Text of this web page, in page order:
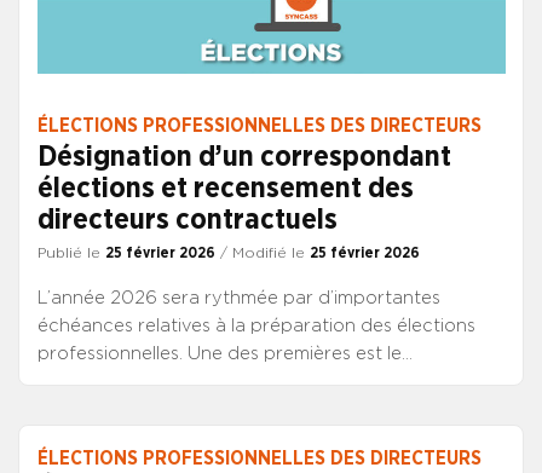
ÉLECTIONS PROFESSIONNELLES DES DIRECTEURS
Désignation d’un correspondant
élections et recensement des
directeurs contractuels
Publié le 25 février 2026 / Modifié le 25 février 2026
L’année 2026 sera rythmée par d’importantes
échéances relatives à la préparation des élections
professionnelles. Une des premières est le
ÉLECTIONS PROFESSIONNELLES DES DIRECTEURS